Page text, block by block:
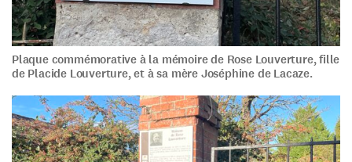
Plaque commémorative à la mémoire de Rose Louverture, fille
de Placide Louverture, et à sa mère Joséphine de Lacaze.